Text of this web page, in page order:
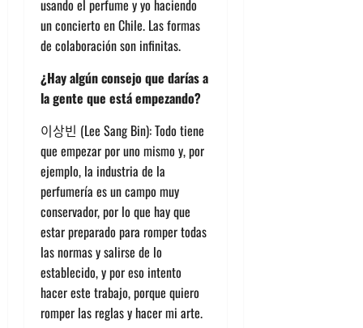
usando el perfume y yo haciendo
un concierto en Chile. Las formas
de colaboración son infinitas.
¿Hay algún consejo que darías a
la gente que está empezando?
이상빈 (Lee Sang Bin): Todo tiene
que empezar por uno mismo y, por
ejemplo, la industria de la
perfumería es un campo muy
conservador, por lo que hay que
estar preparado para romper todas
las normas y salirse de lo
establecido, y por eso intento
hacer este trabajo, porque quiero
romper las reglas y hacer mi arte.